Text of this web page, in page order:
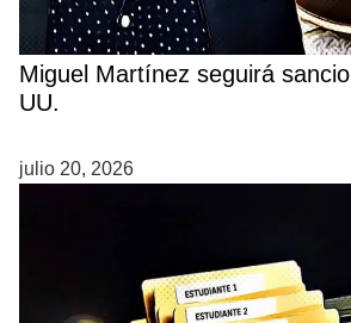
Miguel Martínez seguirá
UU.
julio 20, 2026